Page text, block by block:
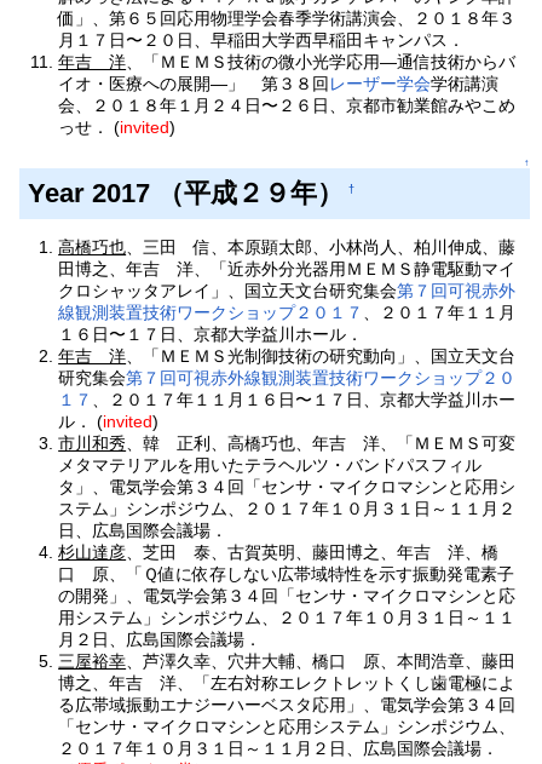
価」、第６５回応用物理学会春季学術講演会、２０１８年３
月１７日〜２０日、早稲田大学西早稲田キャンパス．
年吉 洋 、「ＭＥＭＳ技術の微小光学応用—通信技術からバ
イオ・医療への展開—」 第３８回 レーザー学会学術講演
会、２０１８年１月２４日〜２６日、京都市勧業館みやこめ
っせ． (invited)
↑
Year 2017 （平成２９年） †
高橋巧也 、三田 信、本原顕太郎、小林尚人、柏川伸成、藤
田博之、年吉 洋、「近赤外分光器用ＭＥＭＳ静電駆動マイ
クロシャッタアレイ」、国立天文台研究集会第７回可視赤外
線観測装置技術ワークショップ２０１７
、２０１７年１１月
１６日〜１７日、京都大学益川ホール．
年吉 洋 、「ＭＥＭＳ光制御技術の研究動向」、国立天文台
研究集会第７回可視赤外線観測装置技術ワークショップ２０
１７
、２０１７年１１月１６日〜１７日、京都大学益川ホー
ル．
(invited)
市川和秀 、韓 正利、高橋巧也、年吉 洋、「ＭＥＭＳ可変
メタマテリアルを用いたテラヘルツ・バンドパスフィル
タ」、電気学会第３４回「センサ・マイクロマシンと応用シ
ステム」シンポジウム、２０１７年１０月３１日～１１月２
日、広島国際会議場．
杉山達彦 、芝田 泰、古賀英明、藤田博之、年吉 洋、橋
口 原、「Ｑ値に依存しない広帯域特性を示す振動発電素子
の開発」、電気学会第３４回「センサ・マイクロマシンと応
用システム」シンポジウム、２０１７年１０月３１日～１１
月２日、広島国際会議場．
三屋裕幸 、芦澤久幸、穴井大輔、橋口 原、本間浩章、藤田
博之、年吉 洋、「左右対称エレクトレットくし歯電極によ
る広帯域振動エナジーハーベスタ応用」、電気学会第３４回
「センサ・マイクロマシンと応用システム」シンポジウム、
２０１７年１０月３１日～１１月２日、広島国際会議場．